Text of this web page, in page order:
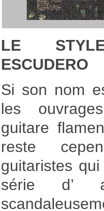
LE
ESCUDERO
Si son nom
les
guitare
reste
guitaristes
série d’